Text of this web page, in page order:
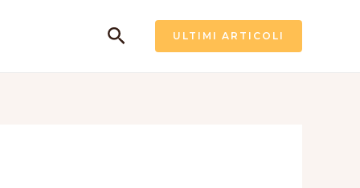
Cerca ULTIMI ARTICOLI